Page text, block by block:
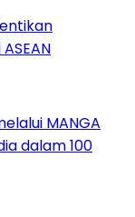
MANGA
dalam 100